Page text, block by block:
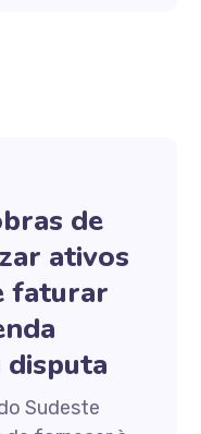
de
ativos
faturar
disputa
Sudeste